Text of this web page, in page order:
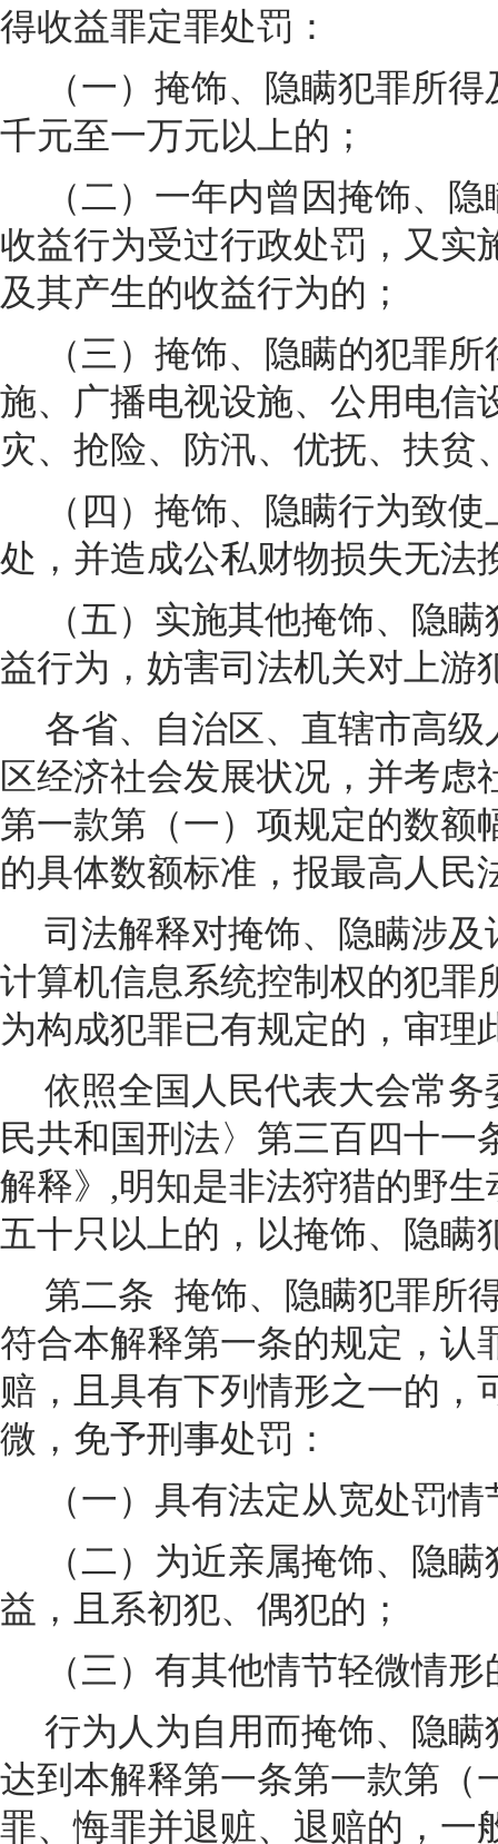
得收益罪定罪处罚：
（一）掩饰、隐瞒犯罪所
千元至一万元以上的；
（二）一年内曾因掩饰、
收益行为受过行政处罚，又实
及其产生的收益行为的；
（三）掩饰、隐瞒的犯罪
施、广播电视设施、公用电信
灾、抢险、防汛、优抚、扶贫
（四）掩饰、隐瞒行为致
处，并造成公私财物损失无法
（五）实施其他掩饰、隐
益行为，妨害司法机关对上游
各省、自治区、直辖市高
区经济社会发展状况，并考虑
第一款第（一）项规定的数额
的具体数额标准，报最高人民
司法解释对掩饰、隐瞒涉
计算机信息系统控制权的犯罪
为构成犯罪已有规定的，审理
依照全国人民代表大会常
民共和国刑法〉第三百四十一
解释》,明知是非法狩猎的野
五十只以上的，以掩饰、隐瞒
第二条 掩饰、隐瞒犯罪所
符合本解释第一条的规定，认
赔，且具有下列情形之一的，
微，免予刑事处罚：
（一）具有法定从宽处罚
（二）为近亲属掩饰、隐
益，且系初犯、偶犯的；
（三）有其他情节轻微情形
行为人为自用而掩饰、隐
达到本解释第一条第一款第（
罪、悔罪并退赃、退赔的，一